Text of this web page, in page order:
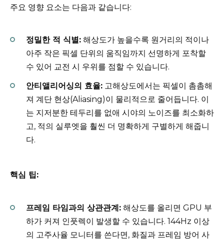
주요 영향 요소는 다음과 같습니다:
정밀한 적 식별: 해상도가 높을수록 원거리의 적이나
아주 작은 픽셀 단위의 움직임까지 선명하게 포착할
수 있어 교전 시 우위를 점할 수 있습니다.
안티앨리어싱의 효율: 고해상도에서는 픽셀이 촘촘해
져 계단 현상(Aliasing)이 물리적으로 줄어듭니다. 이
는 지저분한 테두리를 없애 시야의 노이즈를 최소화하
고, 적의 실루엣을 훨씬 더 명확하게 구별하게 해줍니
다.
핵심 팁:
프레임 타임과의 상관관계: 해상도를 올리면 GPU 부
하가 커져 인풋렉이 발생할 수 있습니다. 144Hz 이상
의 고주사율 모니터를 쓴다면, 화질과 프레임 방어 사